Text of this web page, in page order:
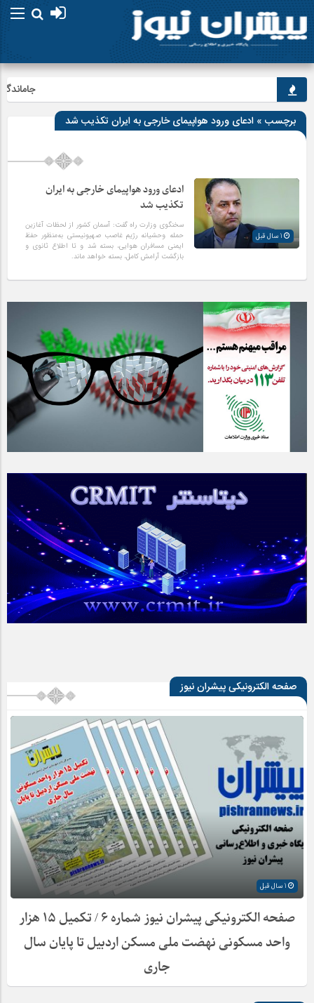
برچسب » ادعای ورود هواپیمای خارجی به ایران تکذیب شد
ادعای ورود هواپیمای خارجی به ایران
تکذیب شد
سخنگوی وزارت راه گفت: آسمان کشور از لحظات آغازین
حمله وحشیانه رژیم غاصب صهیونیستی به‌منظور حفظ
ایمنی مسافران هوایی، بسته شد و تا اطلاع ثانوی و
بازگشت آرامش کامل، بسته خواهد ماند.
صفحه الکترونیکی پیشران نیوز
صفحه الکترونیکی پیشران نیوز شماره ۶ / تکمیل ۱۵ هزار
واحد مسکونی نهضت ملی مسکن اردبیل تا پایان سال
جاری